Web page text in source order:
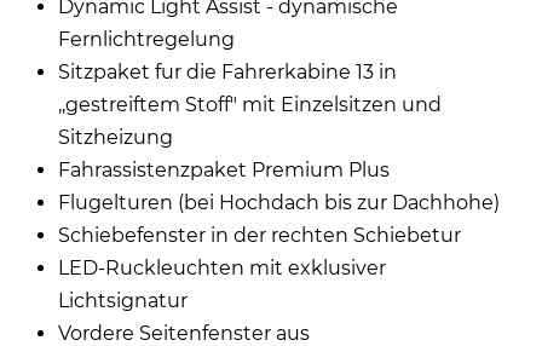
Dynamic Light Assist - dynamische
Fernlichtregelung
Sitzpaket fur die Fahrerkabine 13 in
,,gestreiftem Stoff" mit Einzelsitzen und
Sitzheizung
Fahrassistenzpaket Premium Plus
Flugelturen (bei Hochdach bis zur Dachhohe)
Schiebefenster in der rechten Schiebetur
LED-Ruckleuchten mit exklusiver
Lichtsignatur
Vordere Seitenfenster aus